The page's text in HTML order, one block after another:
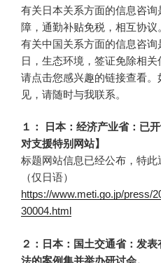
有关日本关系方面的信息咨
障，通勤补贴免税，相互协议
有关中国关系方面的信息咨
日，生态环境，签证免除相关
请点击您感兴趣的链接查看
见，请随时与我联系。
１： 日本：经济产业省：已
对支援特别网站】
标题网站信息已经公布，特此
（仅日语）
https://www.meti.go.jp/press/
30004.html
２：日本：国土交通省：发
法的案例集并举办研讨会。